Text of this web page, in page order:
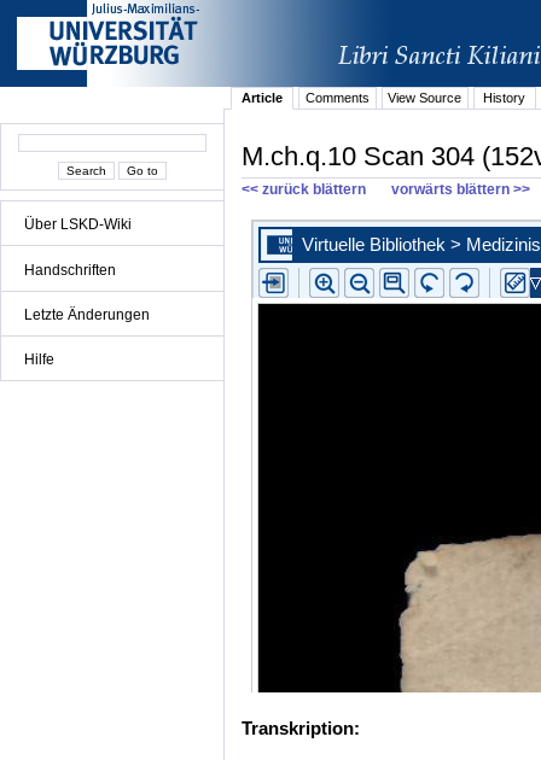
Über LSKD-Wiki
Handschriften
Letzte Änderungen
Hilfe
Article Comments View Source History
M.ch.q.10 Scan 304
<< zurück blättern vorwärts blättern >>
Transkription: